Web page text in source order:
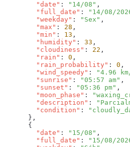
        "date"
: "14/08"
        "full_date"
: "14/08/
        "weekday"
: "Sex"
        "max"
: 28
        "min"
: 13
        "humidity"
: 33
        "cloudiness"
: 22
        "rain"
: 0
        "rain_probability"
: 0
        "wind_speedy"
: "4.96
        "sunrise"
: "05:57 am"
        "sunset"
: "05:36 pm"
        "moon_phase"
:
        "description"
:
        "condition"
:
        "date"
: "15/08"
        "full_date"
: "15/08/